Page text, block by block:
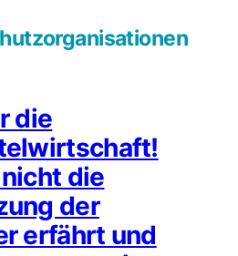
die
die
der
erfährt und